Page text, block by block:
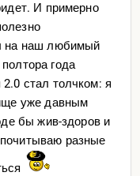
И примерно
на наш любимый
года
стал толчком: я
уже давным
бы жив-здоров и
разные